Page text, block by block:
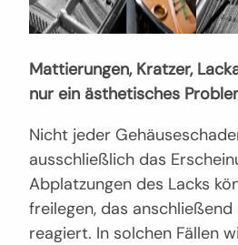
Mattierungen, Kratzer,
nur ein ästhetisches
Nicht jeder
ausschließlich das
Abplatzungen des Lacks
freilegen, das
reagiert. In solchen Fällen